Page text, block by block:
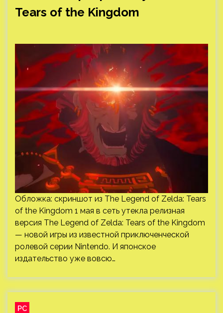
Tears of the Kingdom
Обложка: скриншот из The Legend of Zelda: Tears
of the Kingdom 1 мая в сеть утекла релизная
версия The Legend of Zelda: Tears of the Kingdom
— новой игры из известной приключенческой
ролевой серии Nintendo. И японское
издательство уже вовсю…
PC